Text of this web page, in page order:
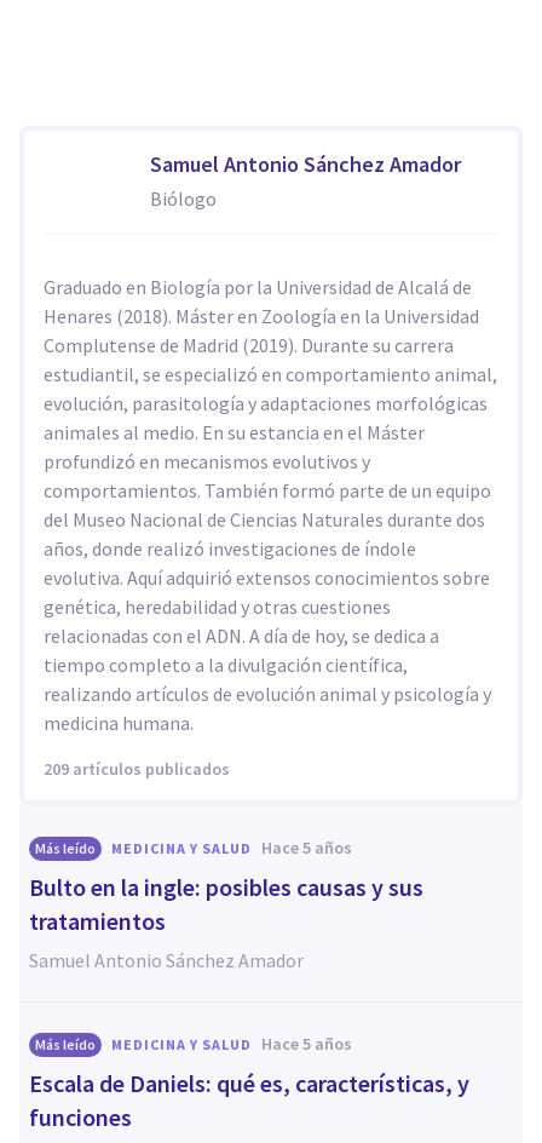
Samuel Antonio Sánchez Amador
Biólogo
Graduado en Biología por la Universidad de Alcalá de
Henares (2018). Máster en Zoología en la Universidad
Complutense de Madrid (2019). Durante su carrera
estudiantil, se especializó en comportamiento animal,
evolución, parasitología y adaptaciones morfológicas
animales al medio. En su estancia en el Máster
profundizó en mecanismos evolutivos y
comportamientos. También formó parte de un equipo
del Museo Nacional de Ciencias Naturales durante dos
años, donde realizó investigaciones de índole
evolutiva. Aquí adquirió extensos conocimientos sobre
genética, heredabilidad y otras cuestiones
relacionadas con el ADN. A día de hoy, se dedica a
tiempo completo a la divulgación científica,
realizando artículos de evolución animal y psicología y
medicina humana.
209 artículos publicados
Más leído MEDICINA Y SALUD hace 5 años
Bulto en la ingle: posibles causas y sus
tratamientos
Samuel Antonio Sánchez Amador
Más leído MEDICINA Y SALUD hace 5 años
Escala de Daniels: qué es, características, y
funciones